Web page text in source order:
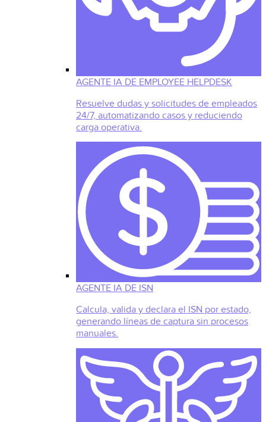
AGENTE IA DE EMPLOYEE HELPDESK
Resuelve dudas y solicitudes de empleados
24/7, automatizando casos y reduciendo
carga operativa.
AGENTE IA DE ISN
Calcula, valida y declara el ISN por estado,
generando líneas de captura sin procesos
manuales.